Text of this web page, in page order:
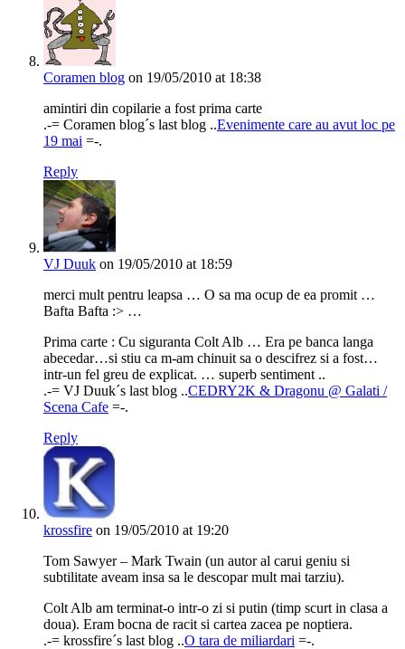
Coramen blog on 19/05/2010 at 18:38
amintiri din copilarie a fost prima carte
.-= Coramen blog´s last blog ..Evenimente care au avut loc pe
19 mai =-.
Reply
VJ Duuk on 19/05/2010 at 18:59
merci mult pentru leapsa … O sa ma ocup de ea promit …
Bafta Bafta :> …
Prima carte : Cu siguranta Colt Alb … Era pe banca langa
abecedar…si stiu ca m-am chinuit sa o descifrez si a fost…
intr-un fel greu de explicat. … superb sentiment ..
.-= VJ Duuk´s last blog ..CEDRY2K & Dragonu @ Galati /
Scena Cafe =-.
Reply
krossfire on 19/05/2010 at 19:20
Tom Sawyer – Mark Twain (un autor al carui geniu si
subtilitate aveam insa sa le descopar mult mai tarziu).
Colt Alb am terminat-o intr-o zi si putin (timp scurt in clasa a
doua). Eram bocna de racit si cartea zacea pe noptiera.
.-= krossfire´s last blog ..O tara de miliardari =-.